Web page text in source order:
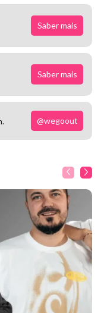
Saber mais
Saber mais
@wegoout